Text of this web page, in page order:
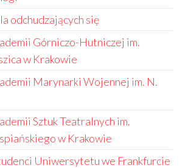
odchudzających się
Górniczo-Hutniczej im.
w Krakowie
Marynarki Wojennej im. N.
Sztuk Teatralnych im.
w Krakowie
Uniwersytetu we Frankfurcie